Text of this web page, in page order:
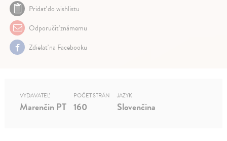
Pridať do wishlistu
Odporučiť známemu
Zdielať na Facebooku
VYDAVATEĽ
Marenčin PT
POČET STRÁN
160
JAZYK
Slovenčina